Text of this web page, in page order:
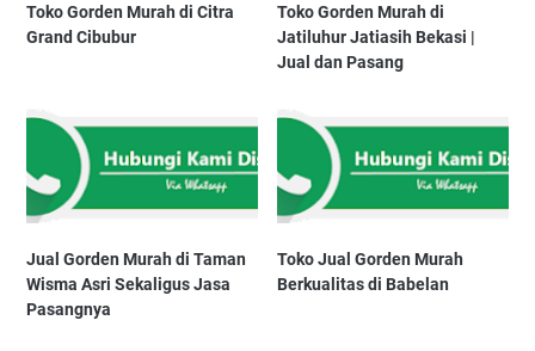
Toko Gorden Murah di Citra
Grand Cibubur
Toko Gorden Murah di
Jatiluhur Jatiasih Bekasi |
Jual dan Pasang
Jual Gorden Murah di Taman
Wisma Asri Sekaligus Jasa
Pasangnya
Toko Jual Gorden Murah
Berkualitas di Babelan